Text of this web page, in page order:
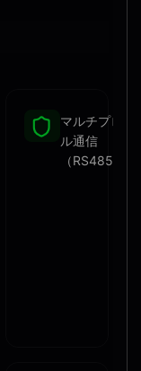
マルチプロト
ル通信
（RS485/